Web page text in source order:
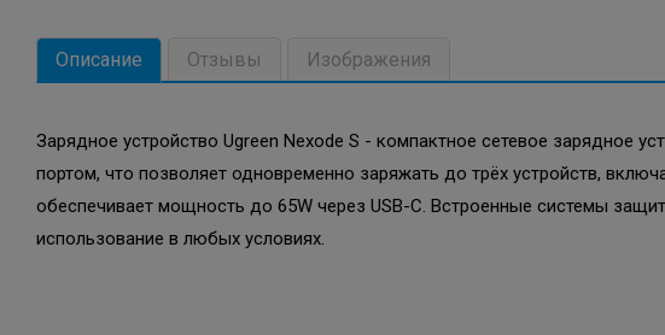
Описание Отзывы Изображения
Зарядное устройство Ugreen Nexode S - компактное сетевое зарядное
портом, что позволяет одновременно заряжать до трёх устройств,
обеспечивает мощность до 65W через USB-C. Встроенные системы
использование в любых условиях.